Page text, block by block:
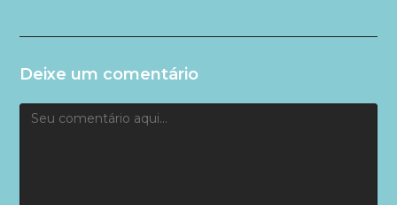
Deixe um comentário
Comentário